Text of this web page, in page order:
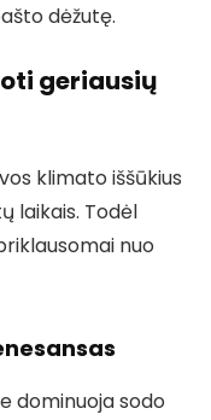
dėžutę.
geriausių
klimato iššūkius
laikais. Todėl
nuo
dominuoja sodo